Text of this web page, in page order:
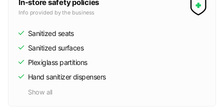
In-store safety policies
Info provided by the business
Sanitized seats
Sanitized surfaces
Plexiglass partitions
Hand sanitizer dispensers
Show all